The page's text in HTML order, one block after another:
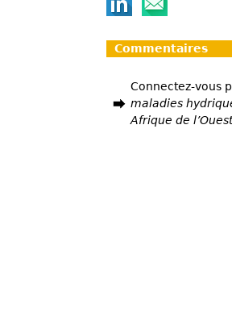
Commentaires
Connectez-vous
maladies
Afrique de